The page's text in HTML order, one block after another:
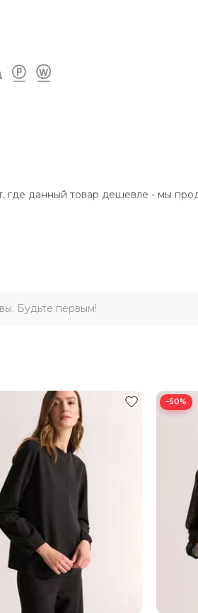
где данный товар дешевле - мы
104-106
БЕДРА
93-95
Будьте первым!
−50%